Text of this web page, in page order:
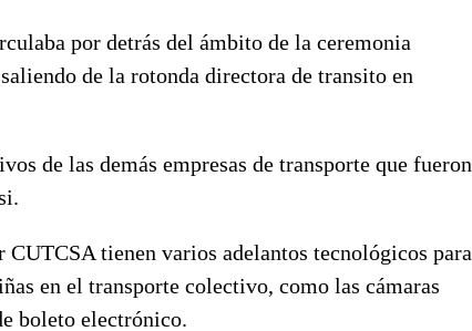
por detrás del ámbito de la ceremonia
de la rotonda directora de transito en
de las demás empresas de transporte que fueron
CUTCSA tienen varios adelantos tecnológicos para
en el transporte colectivo, como las cámaras
boleto electrónico.